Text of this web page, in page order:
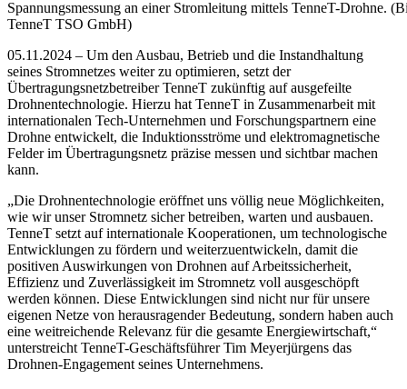
Spannungsmessung an einer Stromleitung mittels TenneT-Drohne.
TenneT TSO GmbH)
05.11.2024 – Um den Ausbau, Betrieb und die Instandhaltung
seines Stromnetzes weiter zu optimieren, setzt der
Übertragungsnetzbetreiber TenneT zukünftig auf ausgefeilte
Drohnentechnologie. Hierzu hat TenneT in Zusammenarbeit mit
internationalen Tech-Unternehmen und Forschungspartnern eine
Drohne entwickelt, die Induktionsströme und elektromagnetische
Felder im Übertragungsnetz präzise messen und sichtbar machen
kann.
„Die Drohnentechnologie eröffnet uns völlig neue Möglichkeiten,
wie wir unser Stromnetz sicher betreiben, warten und ausbauen.
TenneT setzt auf internationale Kooperationen, um technologische
Entwicklungen zu fördern und weiterzuentwickeln, damit die
positiven Auswirkungen von Drohnen auf Arbeitssicherheit,
Effizienz und Zuverlässigkeit im Stromnetz voll ausgeschöpft
werden können. Diese Entwicklungen sind nicht nur für unsere
eigenen Netze von herausragender Bedeutung, sondern haben auch
eine weitreichende Relevanz für die gesamte Energiewirtschaft,“
unterstreicht TenneT-Geschäftsführer Tim Meyerjürgens das
Drohnen-Engagement seines Unternehmens.